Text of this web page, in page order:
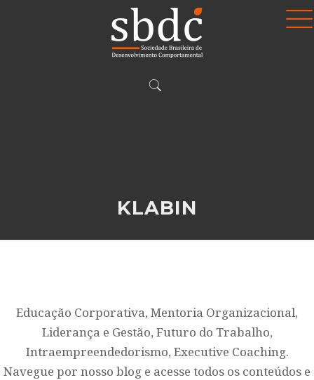
KLABIN
Educação Corporativa, Mentoria Organizacional,
Liderança e Gestão, Futuro do Trabalho,
Intraempreendedorismo, Executive Coaching.
Navegue por nosso blog e acesse todos os conteúdos e